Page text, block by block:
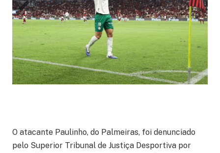
O atacante Paulinho, do Palmeiras, foi denunciado
pelo Superior Tribunal de Justiça Desportiva por